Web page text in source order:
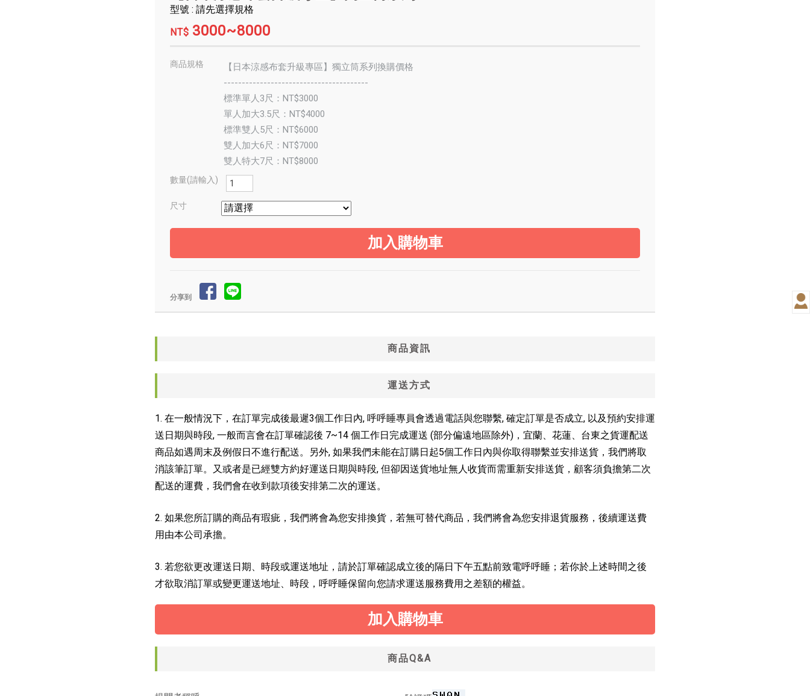
型號 : 請先選擇規格
NT$ 3000~8000
商品規格
【日本涼感布套升級專區】獨立筒系列換購價格
----------------------------------------
標準單人3尺：NT$3000
單人加大3.5尺：NT$4000
標準雙人5尺：NT$6000
雙人加大6尺：NT$7000
雙人特大7尺：NT$8000
數量(請輸入)
尺寸
分享到
商品資訊
運送方式
1. 在一般情況下，在訂單完成後最遲3個工作日內, 呼呼睡專員會透過電話與您聯繫, 確定訂單是否成立, 以及預約安排運
送日期與時段, 一般而言會在訂單確認後 7~14 個工作日完成運送 (部分偏遠地區除外)，宜蘭、花蓮、台東之貨運配送
商品如遇周末及例假日不進行配送。另外, 如果我們未能在訂購日起5個工作日內與你取得聯繫並安排送貨，我們將取
消該筆訂單。又或者是已經雙方約好運送日期與時段, 但卻因送貨地址無人收貨而需重新安排送貨，顧客須負擔第二次
配送的運費，我們會在收到款項後安排第二次的運送。
2. 如果您所訂購的商品有瑕疵，我們將會為您安排換貨，若無可替代商品，我們將會為您安排退貨服務，後續運送費
用由本公司承擔。
3. 若您欲更改運送日期、時段或運送地址，請於訂單確認成立後的隔日下午五點前致電呼呼睡；若你於上述時間之後
才欲取消訂單或變更運送地址、時段，呼呼睡保留向您請求運送服務費用之差額的權益。
加入購物車
商品Q&A